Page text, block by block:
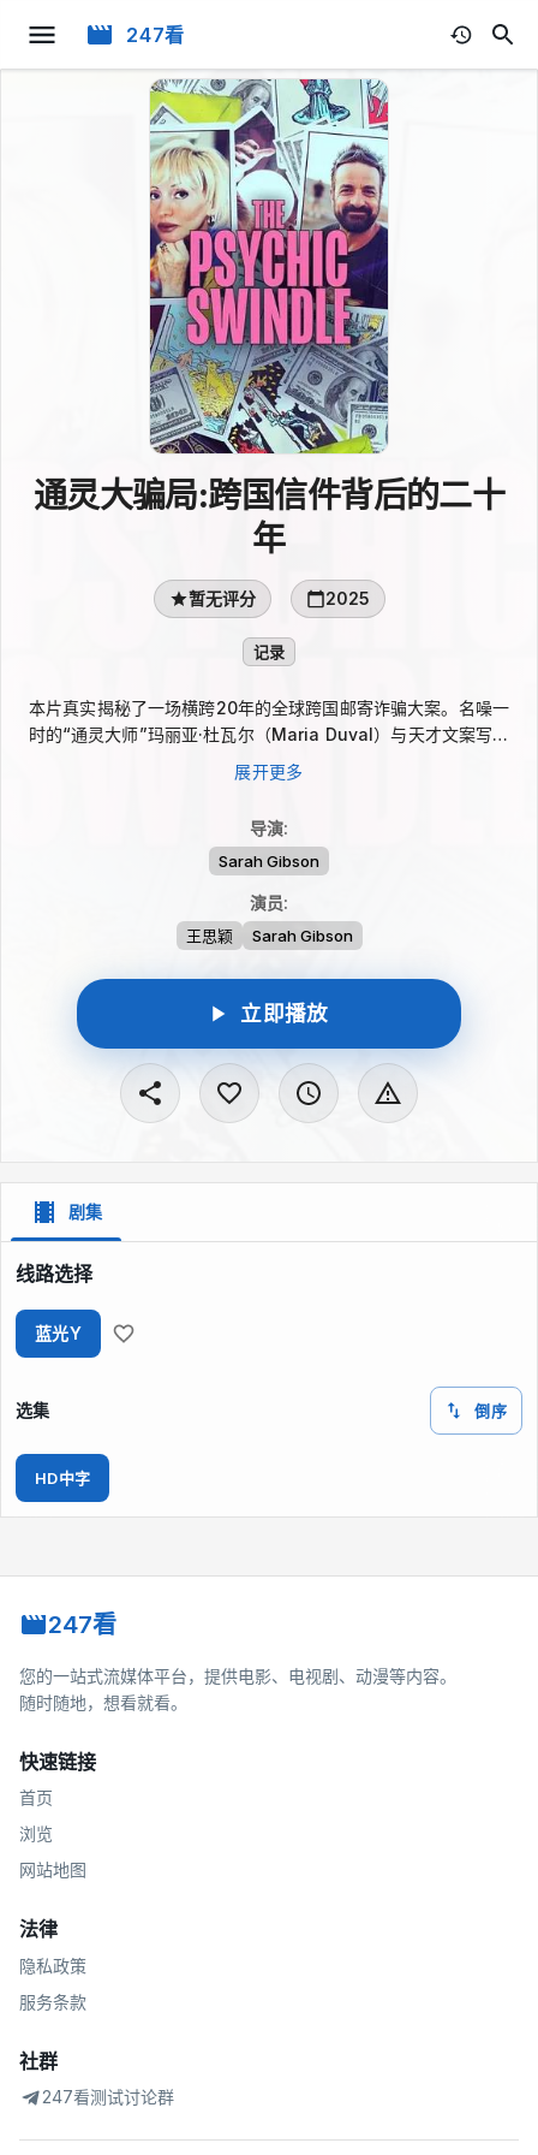
247看
通灵大骗局:跨国信件背后的二十
年
暂无评分 2025
记录
本片真实揭秘了一场横跨20年的全球跨国邮寄诈骗大案。名噪一
时的“通灵大师”玛丽亚·杜瓦尔（Maria Duval）与天才文案写手
帕特里斯·跑者（Patrice Runner）联手，利用人们的心理弱点精
心设下圈套，导致全球数百万受害者落入陷阱。这场席卷全球的骗
审判台。
展开更多
导演:
Sarah Gibson
演员:
王思颖 Sarah Gibson
立即播放
剧集
线路选择
蓝光Y
选集 倒序
HD中字
247看
您的一站式流媒体平台，提供电影、电视剧、动漫等内容。
随时随地，想看就看。
快速链接
首页
浏览
网站地图
法律
隐私政策
服务条款
社群
247看测试讨论群